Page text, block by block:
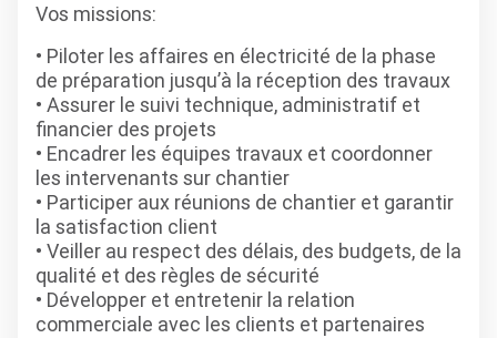
Vos missions:
• Piloter les affaires en électricité de la phase
de préparation jusqu’à la réception des travaux
• Assurer le suivi technique, administratif et
financier des projets
• Encadrer les équipes travaux et coordonner
les intervenants sur chantier
• Participer aux réunions de chantier et garantir
la satisfaction client
• Veiller au respect des délais, des budgets, de la
qualité et des règles de sécurité
• Développer et entretenir la relation
commerciale avec les clients et partenaires